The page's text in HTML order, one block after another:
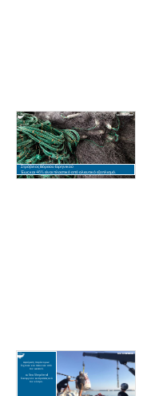
Στρόβιλος Βόρειου Ειρηνικού
Έως και 46% είναι πλαστικό από αλιευτικό εξοπλισμό.
Αφαίρεση παράνομων
διχτυών και πετονιών από
τον ωκεανό.
Οι Sea Shepherd
διενεργούν εκστρατείες ανά
τον κόσμο.